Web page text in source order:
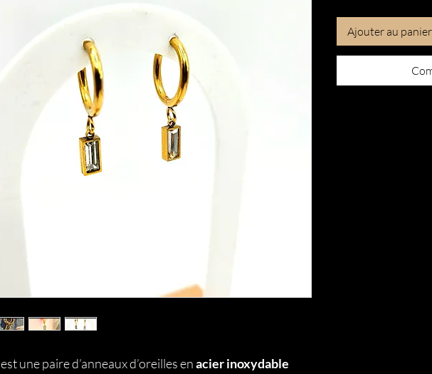
est une paire d’anneaux d’oreilles enacier inoxydable
Ajouter au panier